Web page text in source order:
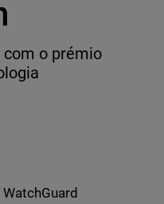
com o prémio